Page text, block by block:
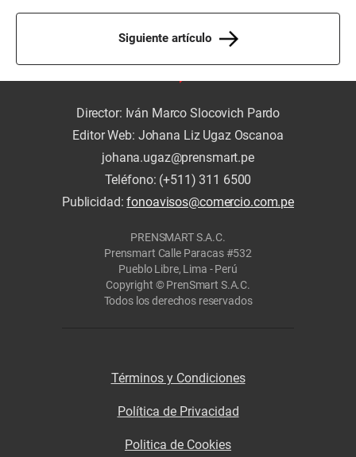
Siguiente artículo
Director: Iván Marco Slocovich Pardo
Editor Web: Johana Liz Ugaz Oscanoa
johana.ugaz@prensmart.pe
Teléfono: (+511) 311 6500
Publicidad:fonoavisos@comercio.com.pe
PRENSMART S.A.C.
Prensmart Calle Paracas #532
Pueblo Libre, Lima - Perú
Copyright © PrenSmart S.A.C.
Todos los derechos reservados
Términos y Condiciones
Política de Privacidad
Politica de Cookies